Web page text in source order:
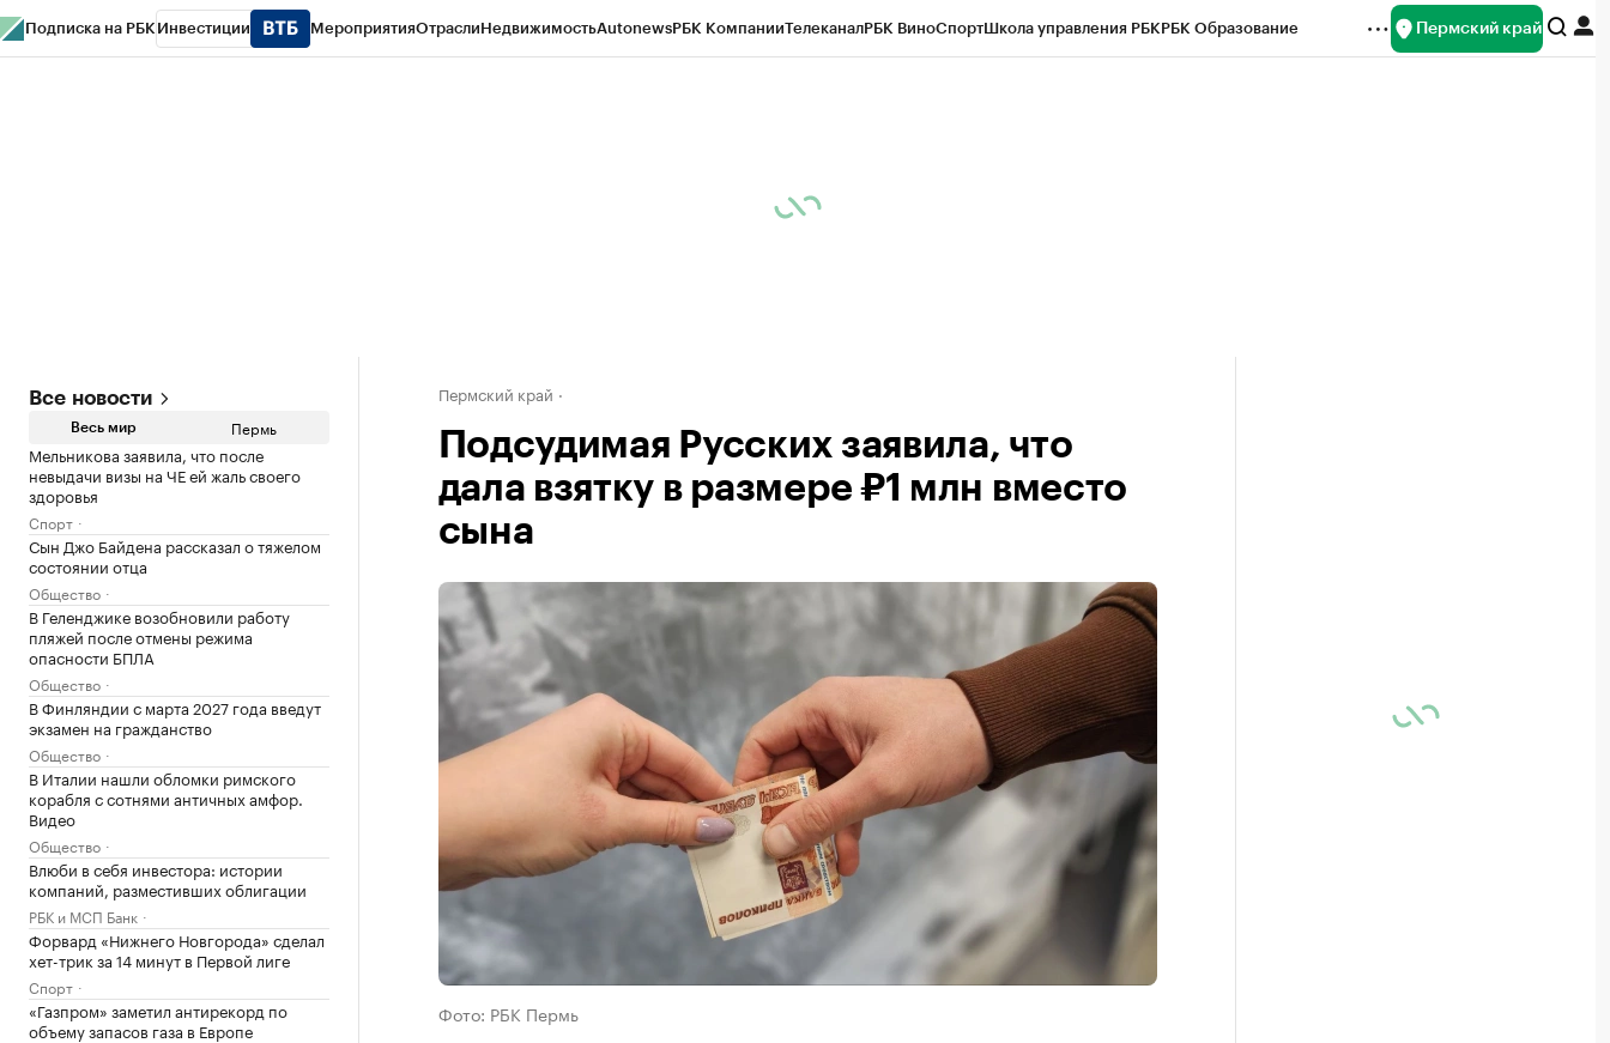
Подписка на РБК Инвестиции МероприятияОтраслиНедвижимостьAutonewsРБК КомпанииТелеканалРБК ВиноСпортШкола управления РБКРБК Образование Пермский край
Все новости
Весь мир Пермь
Мельникова заявила, что после
невыдачи визы на ЧЕ ей жаль своего
здоровья
Спорт
Сын Джо Байдена рассказал о тяжелом
состоянии отца
Общество
В Геленджике возобновили работу
пляжей после отмены режима
опасности БПЛА
Общество
В Финляндии с марта 2027 года введут
экзамен на гражданство
Общество
В Италии нашли обломки римского
корабля с сотнями античных амфор.
Видео
Общество
Влюби в себя инвестора: истории
компаний, разместивших облигации
РБК и МСП Банк
Форвард «Нижнего Новгорода» сделал
хет-трик за 14 минут в Первой лиге
Спорт
«Газпром» заметил антирекорд по
объему запасов газа в Европе
Пермский край
Подсудимая Русских заявила, что
дала взятку в размере ₽1 млн вместо
сына
Фото: РБК Пермь